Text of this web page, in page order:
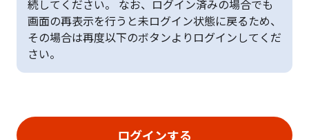
続してください。 なお、ログイン済みの場合でも
画面の再表示を行うと未ログイン状態に戻るため、
その場合は再度以下のボタンよりログインしてくだ
さい。